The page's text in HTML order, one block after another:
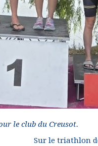
le club du Creusot.
Sur le triathlon